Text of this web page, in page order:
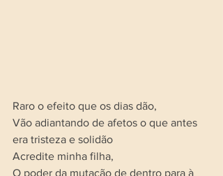
Raro o efeito que os dias dão,
Vão adiantando de afetos o que antes
era tristeza e solidão
Acredite minha filha,
O poder da mutação de dentro para à